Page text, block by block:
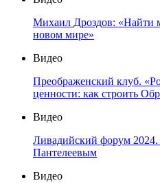
Михаил Дроздов: «Найти
новом мире»
Видео
Преображенский клуб.
ценности: как строить
Видео
Ливадийский форум
Пантелеевым
Видео